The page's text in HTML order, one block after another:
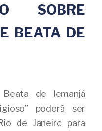
SOBRE
BEATA DE
de Iemanjá
poderá ser
de Janeiro para